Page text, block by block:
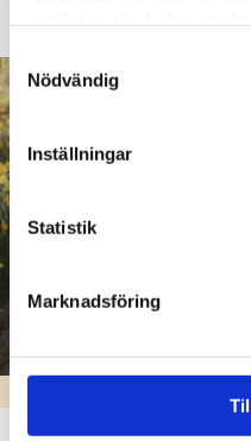
Samtyckesval
Nödvändig
Inställningar
Statistik
Marknadsföring
SMÅBARNSPEDAGOGIK &